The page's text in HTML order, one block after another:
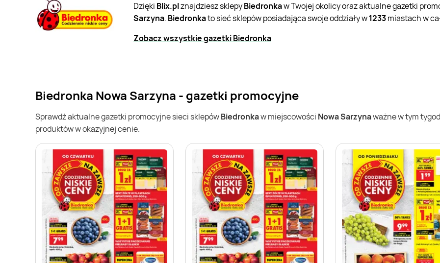
Dzięki Blix.plznajdziesz sklepyBiedronkaw Twojej okolicy oraz aktualne gazetki
Sarzyna. Biedronkato sieć sklepów posiadająca swoje oddziały w1233miastach w
Zobacz wszystkie gazetki Biedronka
Biedronka Nowa Sarzyna - gazetki promocyjne
Sprawdź aktualne gazetki promocyjne sieci sklepówBiedronkaw miejscowości Nowa Sarzynaważne w tym
produktów w okazyjnej cenie.